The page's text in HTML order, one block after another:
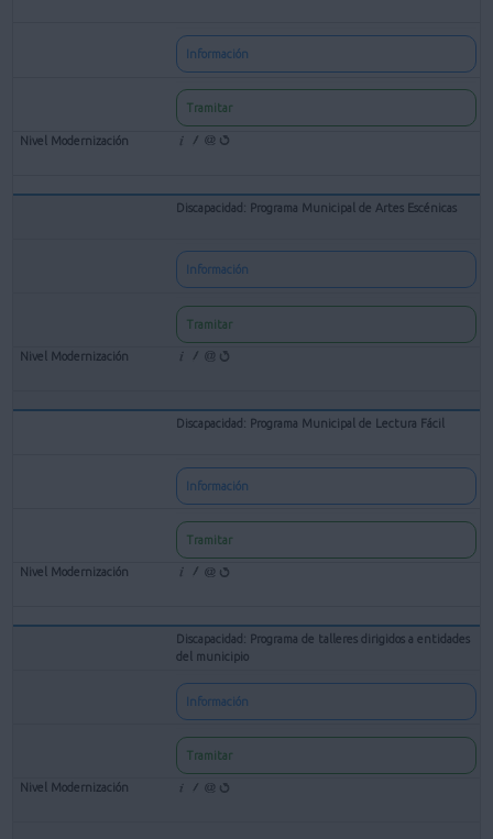
Información
Tramitar
Discapacidad: Programa Municipal de Artes Escénicas
Información
Tramitar
Discapacidad: Programa Municipal de Lectura Fácil
Información
Tramitar
Discapacidad: Programa de talleres dirigidos a entidades
del municipio
Información
Tramitar